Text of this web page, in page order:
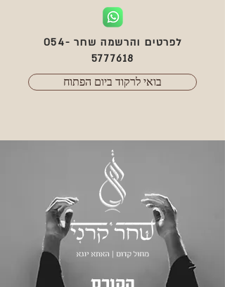
לפרטים והרשמה שחר 054-
5777618
בואי לרקוד ביום הפתוח